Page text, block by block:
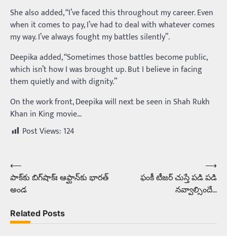
She also added, “I’ve faced this throughout my career. Even
when it comes to pay, I’ve had to deal with whatever comes
my way. I’ve always fought my battles silently”.
Deepika added, “Sometimes those battles become public,
which isn’t how I was brought up. But I believe in facing
them quietly and with dignity.”
On the work front, Deepika will next be seen in Shah Rukh
Khan in King movie…
Post Views: 124
Post
navigation
⟵
పాక్‌కు బిగ్‌షాక్ః ఆఫ్ఘాన్‌కు భారత్‌
అండ
ఫంకీ టీజర్ చుస్తే పడి పడి
నవ్వాల్సిందే…
⟶
Related Posts